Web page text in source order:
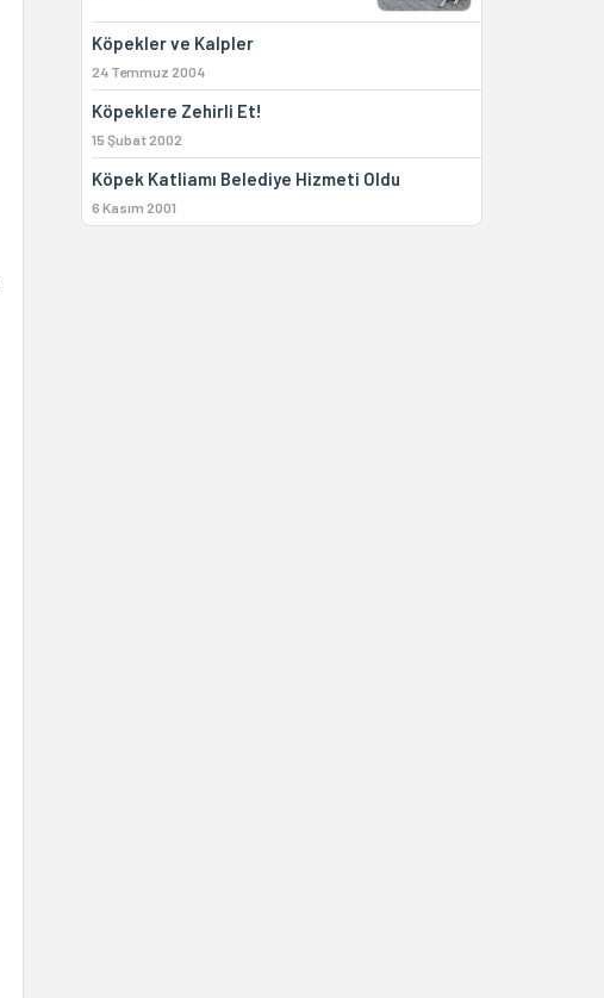
Köpekler ve Kalpler
24 Temmuz 2004
Köpeklere Zehirli Et!
15 Şubat 2002
Köpek Katliamı Belediye Hizmeti Oldu
6 Kasım 2001